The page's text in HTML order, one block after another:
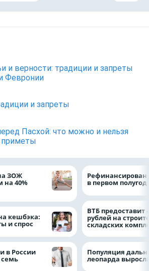
и верности: традиции и запреты
Февронии
и запреты
Пасхой: что можно и нельзя
приметы
ЗОЖ
на 40%
кешбэка:
и спрос
в России
семь
в первом
ВТБ предоставит
рублей на
складских
Популяция
леопарда